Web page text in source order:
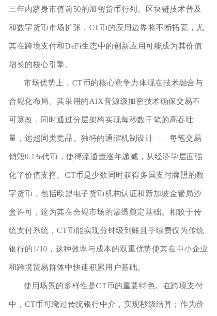
三年内跻身市值前50的加密货币行列。区块链技术普及
和数字货币市场扩张，CT币的应用边界将不断拓宽，尤
其在跨境支付和DeFi生态中的创新应用可能成为其价值
增长的核心引擎。
市场优势上，CT币的核心竞争力体现在技术融合与
合规化布局。其采用的AIX音源级加密技术确保交易不
可篡改，同时通过分层架构实现每秒数千笔的高吞吐
量，远超同类竞品。独特的通缩机制设计——每笔交易
销毁0.1%代币，使得流通量逐年递减，从经济学层面强
化了价值支撑。CT币是少数同时获得多国支付牌照的数
字货币，包括欧盟电子货币机构认证和新加坡金管局沙
盒许可，这为其在合规市场的渗透奠定基础。相较于传
统支付系统，CT币能实现分钟级到账且手续费仅为传统
银行的1/10，这种效率与成本的双重优势使其在中小企业
和跨境贸易群体中快速积累用户基础。
使用场景的多样性是CT币的重要特色。在跨境支付
中，CT币可绕过传统银行中介，实现秒级结算；作为价